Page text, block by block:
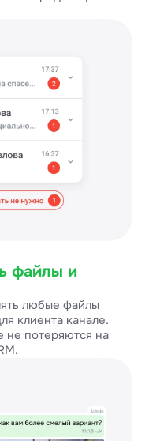
файлы и
любые файлы
клиента канале.
потеряются на